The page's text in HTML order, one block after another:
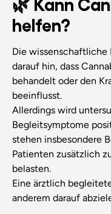
helfen?
Die
darauf hin, dass
behandelt oder den
beeinflusst.
Allerdings wird
Begleitsymptome
stehen insbesondere
Patienten zusätzlich
belasten.
Eine ärztlich
anderem darauf